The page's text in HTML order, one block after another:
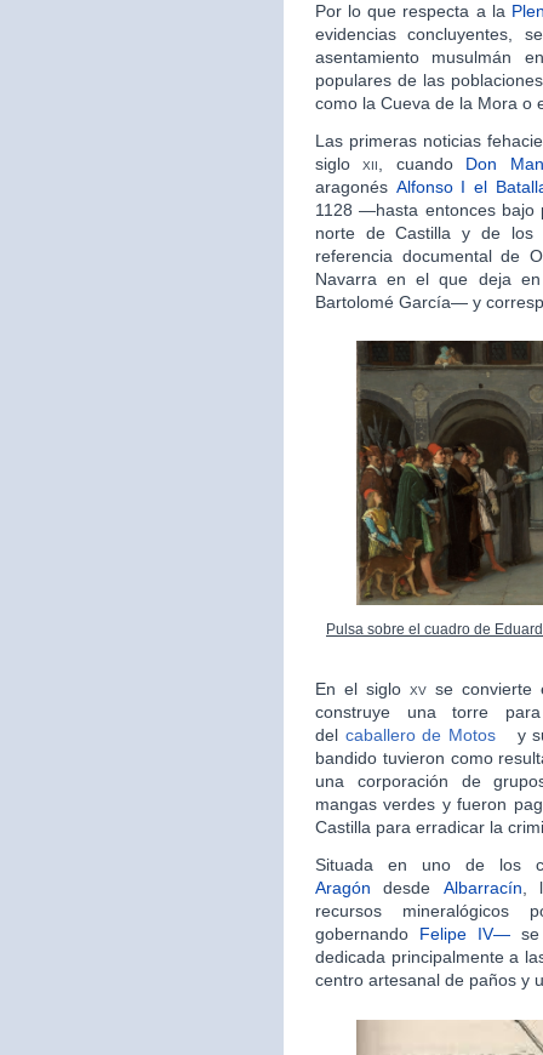
Por lo que respecta a la
evidencias concluyentes,
asentamiento musulmán
populares de las
como la Cueva de la Mora o
Las primeras noticias
sigloxii , cuando Don
aragonés Alfonso I el
1128 —hasta entonces
norte de Castilla y de los
referencia documental de
Navarra en el que deja
Bartolomé García— y
Pulsa sobre el cuadro de
En el sigloxv se convierte
construye una torre
del caballero de Motos
y
bandido tuvieron como
una corporación de
mangas verdes y fueron
Castilla para erradicar la
Situada en uno de los
Aragón desde Albarrací­­­n,
recursos
gobernando Felipe IV—
dedicada principalmente a
centro artesanal de paños y